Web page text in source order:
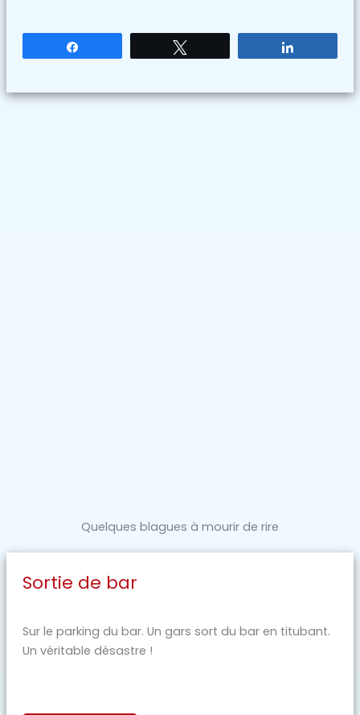
Quelques blagues à mourir de rire
Sortie de bar
Sur le parking du bar. Un gars sort du bar en titubant.
Un véritable désastre !